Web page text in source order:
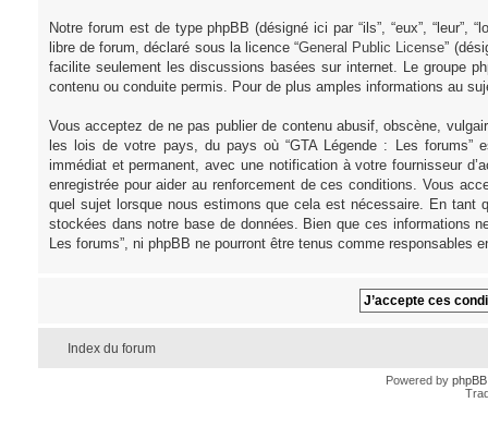
Notre forum est de type phpBB (désigné ici par “ils”, “eux”, “leur”,
libre de forum, déclaré sous la licence “General Public License”
facilite seulement les discussions basées sur internet. Le groupe
contenu ou conduite permis. Pour de plus amples informations au
Vous acceptez de ne pas publier de contenu abusif, obscène,
les lois de votre pays, du pays où “GTA Légende : Les
immédiat et permanent, avec une notification à votre fournisseur
enregistrée pour aider au renforcement de ces conditions. Vous
quel sujet lorsque nous estimons que cela est nécessaire. En tant
stockées dans notre base de données. Bien que ces informations
Les forums”, ni phpBB ne pourront être tenus comme
Index du forum
Powered by phpBB